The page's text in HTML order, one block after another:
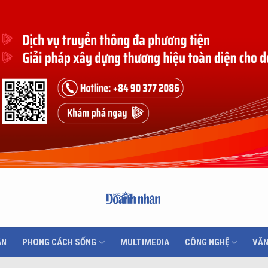
PHONG CÁCH SỐNG MULTIMEDIA CÔNG NGHỆ